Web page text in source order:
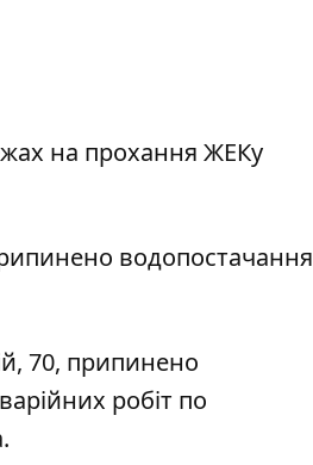
на прохання ЖЕКу
водопостачання
70, припинено
робіт по